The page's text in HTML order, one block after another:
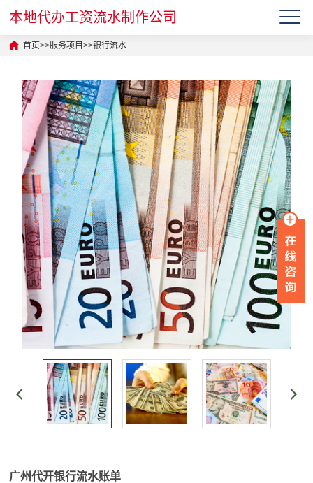
本地代办工资流水制作公司
首页>>服务项目>>银行流水
广州代开银行流水账单